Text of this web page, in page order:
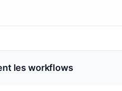
les workflows